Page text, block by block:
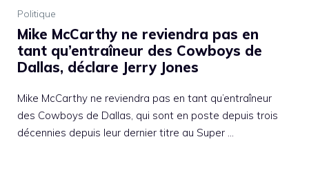
Politique
Mike McCarthy ne reviendra pas en
tant qu’entraîneur des Cowboys de
Dallas, déclare Jerry Jones
Mike McCarthy ne reviendra pas en tant qu’entraîneur
des Cowboys de Dallas, qui sont en poste depuis trois
décennies depuis leur dernier titre au Super …